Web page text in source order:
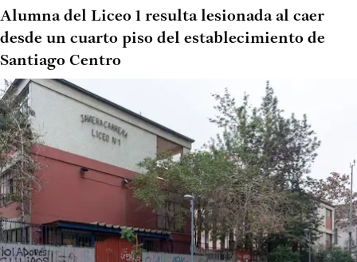
Alumna del Liceo 1 resulta lesionada al caer
desde un cuarto piso del establecimiento de
Santiago Centro